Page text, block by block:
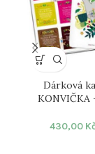
Dárková
KONVIČKA
430,00